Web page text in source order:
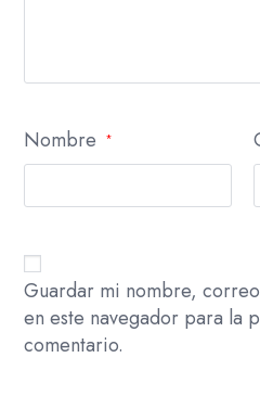
Nombre *
Guardar mi nombre,
en este navegador para la
comentario.